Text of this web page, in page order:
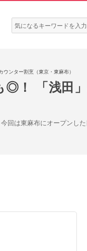
検
索:
ンター割烹（東京・東麻布）
◎！ 「浅田
回は東麻布にオープンし